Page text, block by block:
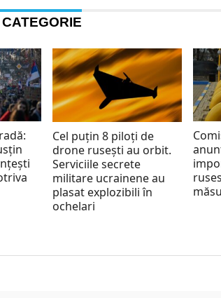
Cel puțin 8 piloți de
drone rusești au orbit.
Serviciile secrete
militare ucrainene au
plasat explozibili în
ochelari